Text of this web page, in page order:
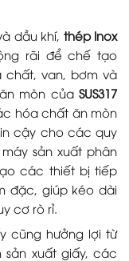
dầu khí, thép Inox
rãi để chế tạo
van, bơm và
mòn của SUS317
hóa chất ăn mòn
cậy cho các quy
sản xuất phân
các thiết bị tiếp
đặc, giúp kéo dài
cơ rò rỉ.
cũng hưởng lợi từ
sản xuất giấy, các